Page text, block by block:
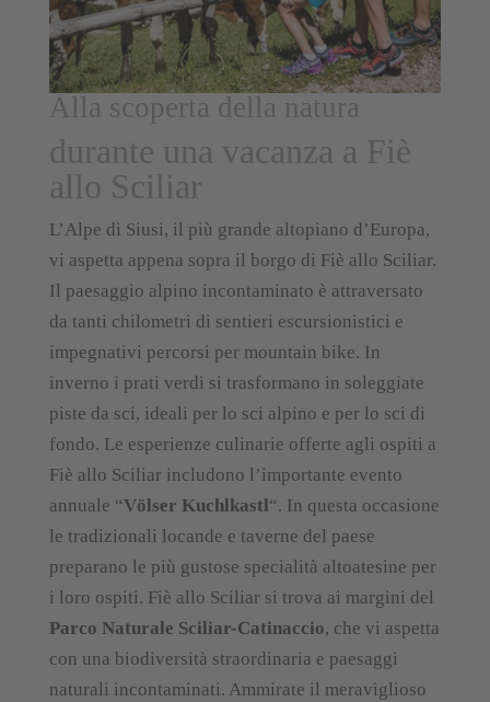
Alla scoperta della natura
durante una vacanza a Fiè
allo Sciliar
L’Alpe di Siusi, il più grande altopiano d’Europa,
vi aspetta appena sopra il borgo di Fiè allo Sciliar.
Il paesaggio alpino incontaminato è attraversato
da tanti chilometri di sentieri escursionistici e
impegnativi percorsi per mountain bike. In
inverno i prati verdi si trasformano in soleggiate
piste da sci, ideali per lo sci alpino e per lo sci di
fondo. Le esperienze culinarie offerte agli ospiti a
Fiè allo Sciliar includono l’importante evento
annuale “Völser Kuchlkastl“. In questa occasione
le tradizionali locande e taverne del paese
preparano le più gustose specialità altoatesine per
i loro ospiti. Fiè allo Sciliar si trova ai margini del
Parco Naturale Sciliar-Catinaccio, che vi aspetta
con una biodiversità straordinaria e paesaggi
naturali incontaminati. Ammirate il meraviglioso